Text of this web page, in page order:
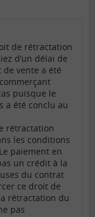
de rétractation
d’un délai de
vente a été
puisque le
a été conclu au
rétractation
les conditions
paiement en
un crédit à la
du contrat
ce droit de
rétractation du
pas